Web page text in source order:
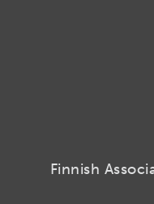
Finnish